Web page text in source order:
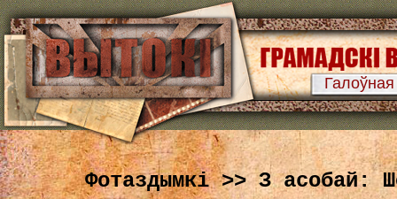
Галоўная
Фотаздымкі >> З асобай: